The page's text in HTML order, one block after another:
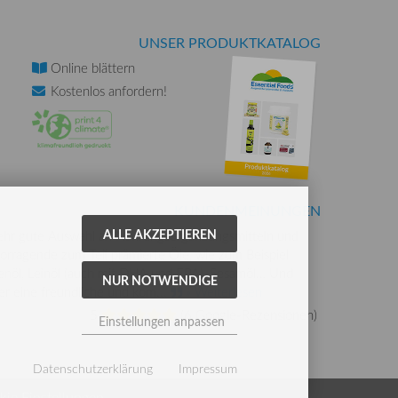
UNSER PRODUKTKATALOG
Online blättern
Kostenlos anfordern!
KUNDENMEINUNGEN
gute Auswahl an Nahrungsergänzungsmitteln und
zum Teil prämierte Öle, wie zum Beispiel
Leinöl (auch mit DHA und EPA), Sesamöl… Und
eine freundliche und kom...
» Weiterlesen
5
6 Google-Rezensionen)
ALLE AKZEPTIEREN
NUR NOTWENDIGE
Einstellungen anpassen
Datenschutzerklärung Impressum